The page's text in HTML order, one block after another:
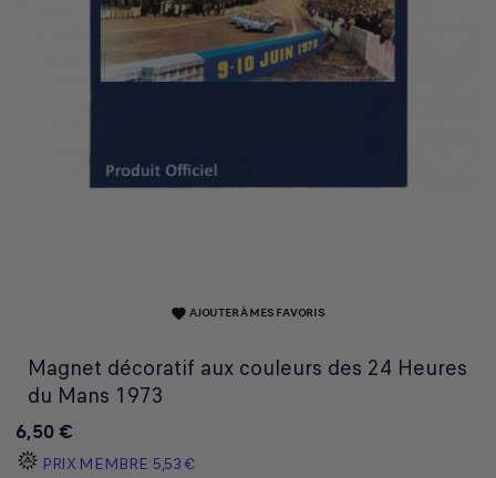
favorite AJOUTER À MES FAVORIS
Magnet décoratif aux couleurs des 24 Heures
du Mans 1973
6,50 €
PRIX MEMBRE 5,53 €